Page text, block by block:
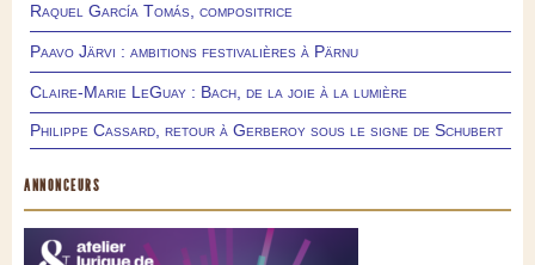
Raquel García Tomás, compositrice
Paavo Järvi : ambitions festivalières à Pärnu
Claire-Marie LeGuay : Bach, de la joie à la lumière
Philippe Cassard, retour à Gerberoy sous le signe de Schubert
ANNONCEURS